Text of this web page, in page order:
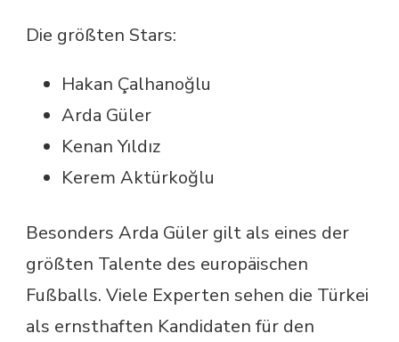
Die größten Stars:
Hakan Çalhanoğlu
Arda Güler
Kenan Yıldız
Kerem Aktürkoğlu
Besonders Arda Güler gilt als eines der
größten Talente des europäischen
Fußballs. Viele Experten sehen die Türkei
als ernsthaften Kandidaten für den